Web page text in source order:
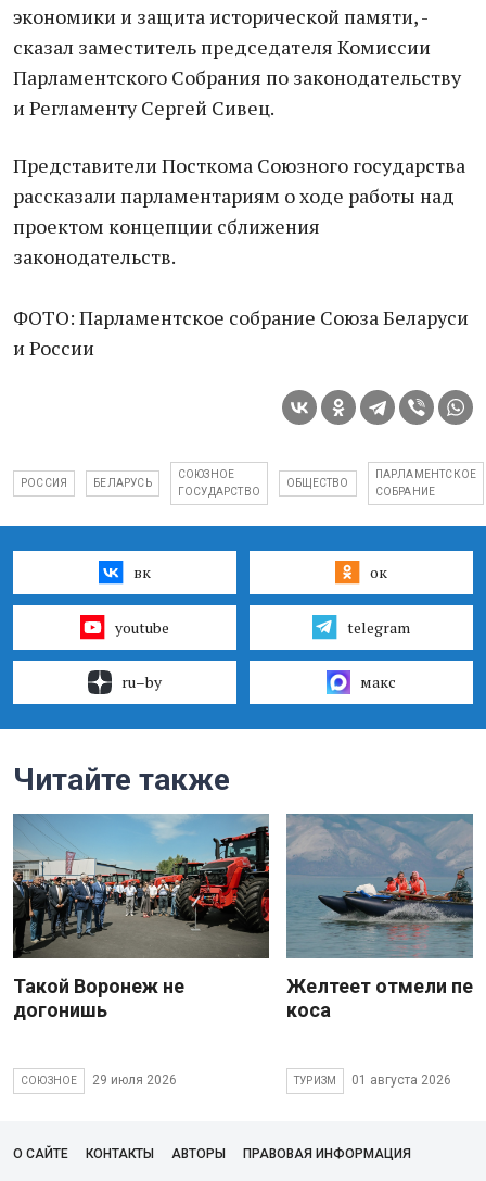
экономики и защита исторической памяти, -
сказал заместитель председателя Комиссии
Парламентского Собрания по законодательству
и Регламенту Сергей Сивец.
Представители Посткома Союзного государства
рассказали парламентариям о ходе работы над
проектом концепции сближения
законодательств.
ФОТО: Парламентское собрание Союза Беларуси
и России
РОССИЯ БЕЛАРУСЬ
СОЮЗНОЕ
ГОСУДАРСТВО
ОБЩЕСТВО
ПАРЛАМЕНТСКОЕ
СОБРАНИЕ
вк ок
youtube telegram
ru–by макс
Читайте также
Такой Воронеж не
догонишь
СОЮЗНОЕ 29 июля 2026
Желтеет отмели
коса
ТУРИЗМ 01 августа 2026
О САЙТЕ КОНТАКТЫ АВТОРЫ ПРАВОВАЯ ИНФОРМАЦИЯ